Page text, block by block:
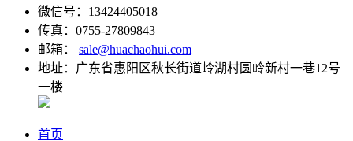
微信号：13424405018
传真：0755-27809843
邮箱： sale@huachaohui.com
地址：广东省惠阳区秋长街道岭湖村圆岭新村一巷12号
一楼
首页